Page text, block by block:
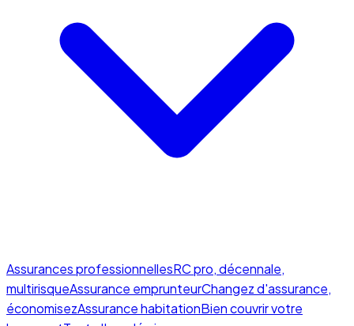
Assurances professionnellesRC pro, décennale,
multirisqueAssurance emprunteurChangez d'assurance,
économisezAssurance habitationBien couvrir votre